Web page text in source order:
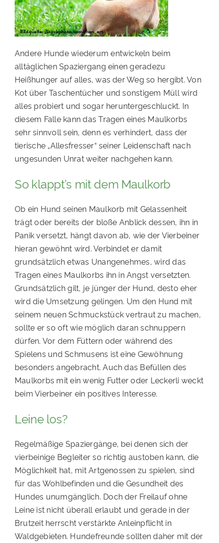
Andere Hunde wiederum entwickeln beim
alltäglichen Spaziergang einen geradezu
Heißhunger auf alles, was der Weg so hergibt. Von
Kot über Taschentücher und sonstigem Müll wird
alles probiert und sogar heruntergeschluckt. In
diesem Falle kann das Tragen eines Maulkorbs
sehr sinnvoll sein, denn es verhindert, dass der
tierische „Allesfresser“ seiner Leidenschaft nach
ungesunden Unrat weiter nachgehen kann.
So klappt’s mit dem Maulkorb
Ob ein Hund seinen Maulkorb mit Gelassenheit
trägt oder bereits der bloße Anblick dessen, ihn in
Panik versetzt, hängt davon ab, wie der Vierbeiner
hieran gewöhnt wird. Verbindet er damit
grundsätzlich etwas Unangenehmes, wird das
Tragen eines Maulkorbs ihn in Angst versetzten.
Grundsätzlich gilt, je jünger der Hund, desto eher
wird die Umsetzung gelingen. Um den Hund mit
seinem neuen Schmuckstück vertraut zu machen,
sollte er so oft wie möglich daran schnuppern
dürfen. Vor dem Füttern oder während des
Spielens und Schmusens ist eine Gewöhnung
besonders angebracht. Auch das Befüllen des
Maulkorbs mit ein wenig Futter oder Leckerli weckt
beim Vierbeiner ein positives Interesse.
Leine los?
Regelmäßige Spaziergänge, bei denen sich der
vierbeinige Begleiter so richtig austoben kann, die
Möglichkeit hat, mit Artgenossen zu spielen, sind
für das Wohlbefinden und die Gesundheit des
Hundes unumgänglich. Doch der Freilauf ohne
Leine ist nicht überall erlaubt und gerade in der
Brutzeit herrscht verstärkte Anleinpflicht in
Waldgebieten. Hundefreunde sollten daher mit der